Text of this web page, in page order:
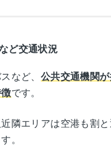
ど交通状況
など、 公共交通機関
です。
隣エリアは空港も割
。